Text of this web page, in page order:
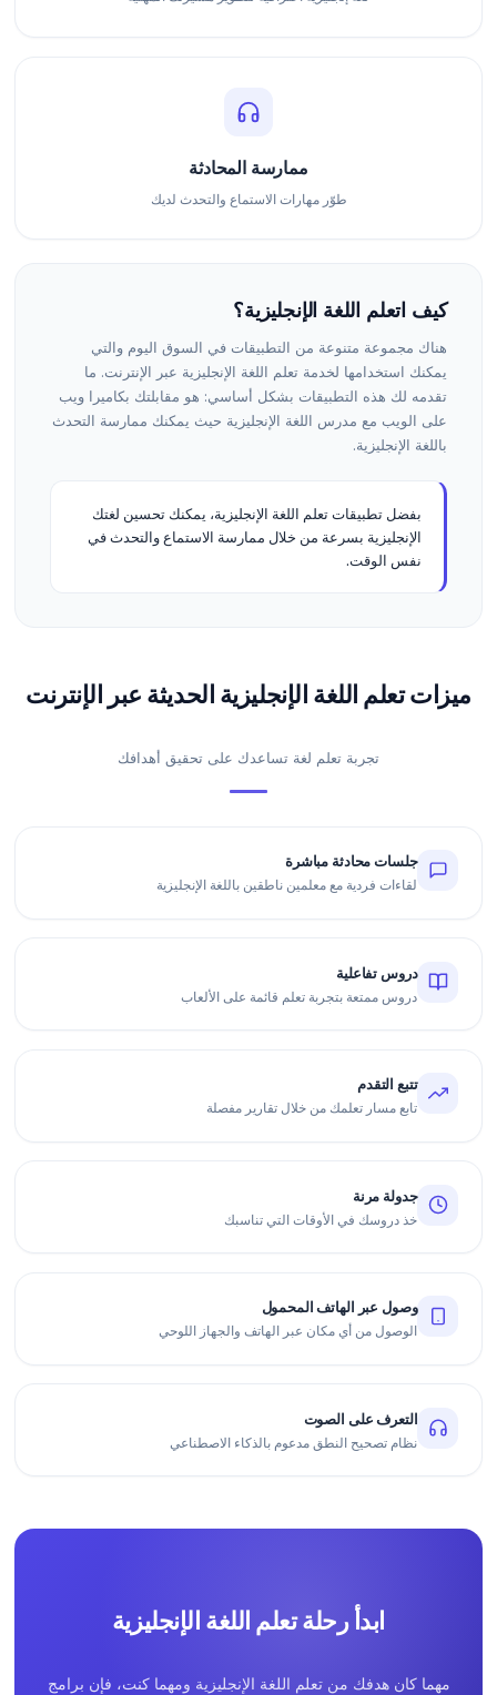
ممارسة المحادثة
طوّر مهارات الاستماع والتحدث لديك
كيف اتعلم اللغة الإنجليزية؟
هناك مجموعة متنوعة من التطبيقات في السوق اليوم والتي
يمكنك استخدامها لخدمة تعلم اللغة الإنجليزية عبر الإنترنت. ما
تقدمه لك هذه التطبيقات بشكل أساسي: هو مقابلتك بكاميرا ويب
على الويب مع مدرس اللغة الإنجليزية حيث يمكنك ممارسة التحدث
باللغة الإنجليزية.
بفضل تطبيقات تعلم اللغة الإنجليزية، يمكنك تحسين لغتك
الإنجليزية بسرعة من خلال ممارسة الاستماع والتحدث في
نفس الوقت.
ميزات تعلم اللغة الإنجليزية الحديثة عبر الإنترنت
تجربة تعلم لغة تساعدك على تحقيق أهدافك
جلسات محادثة مباشرة
لقاءات فردية مع معلمين ناطقين باللغة الإنجليزية
دروس تفاعلية
دروس ممتعة بتجربة تعلم قائمة على الألعاب
تتبع التقدم
تابع مسار تعلمك من خلال تقارير مفصلة
جدولة مرنة
خذ دروسك في الأوقات التي تناسبك
وصول عبر الهاتف المحمول
الوصول من أي مكان عبر الهاتف والجهاز اللوحي
التعرف على الصوت
نظام تصحيح النطق مدعوم بالذكاء الاصطناعي
ابدأ رحلة تعلم اللغة الإنجليزية
مهما كان هدفك من تعلم اللغة الإنجليزية ومهما كنت، فإن برامج